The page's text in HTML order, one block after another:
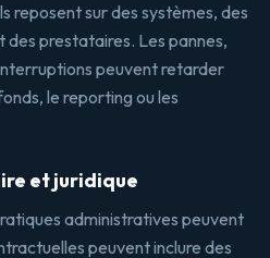
reposent sur des systèmes, des
prestataires. Les pannes,
peuvent retarder
le reporting ou les
et juridique
administratives peuvent
peuvent inclure des